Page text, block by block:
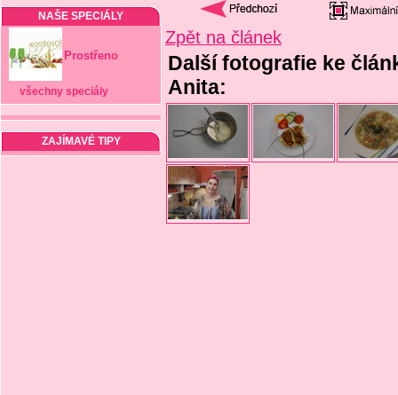
NAŠE SPECIÁLY
Prostřeno
všechny speciály
ZAJÍMAVÉ TIPY
Zpět na článek
Další fotografie ke
Anita: